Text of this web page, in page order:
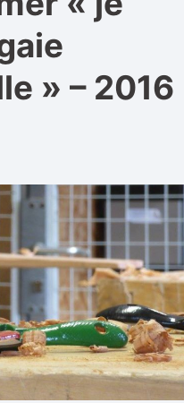
Techniques et
de contact
» – 2016